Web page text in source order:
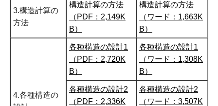
3.構造計算の
方法
構造計算の方法
（PDF：2,149K
B）
構造計算の方法
（ワード：1,663K
B）
4.各種構造の
各種構造の設計1
（PDF：2,720K
B）
各種構造の設計1
（ワード：1,308K
B）
各種構造の設計2
（PDF：2,336K
各種構造の設計2
（ワード：3,507K